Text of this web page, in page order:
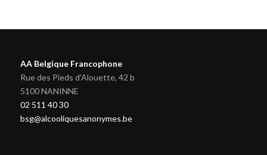
AA Belgique Francophone
Rue des Pieds d'Alouette, 42 b
5100 NANINNE
02 511 40 30
bsg@alcooliquesanonymes.be